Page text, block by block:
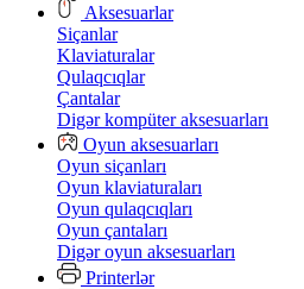
Aksesuarlar
Siçanlar
Klaviaturalar
Qulaqcıqlar
Çantalar
Digər kompüter aksesuarları
Oyun aksesuarları
Oyun siçanları
Oyun klaviaturaları
Oyun qulaqcıqları
Oyun çantaları
Digər oyun aksesuarları
Printerlər